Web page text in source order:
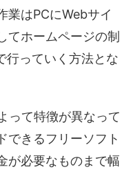
業はPCにWebサイ
てホームページの制
行っていく方法とな
って特徴が異なって
できるフリーソフト
が必要なものまで幅